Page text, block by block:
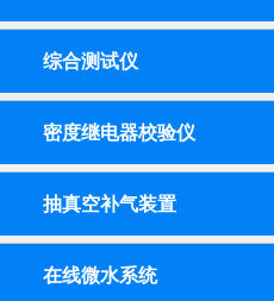
综合测试仪
密度继电器校验仪
抽真空补气装置
在线微水系统